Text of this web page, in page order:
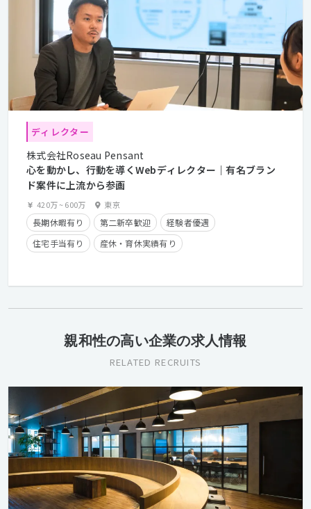
ディレクター
株式会社Roseau Pensant
心を動かし、行動を導くWebディレクター｜有名ブラン
ド案件に上流から参画
420万~600万 東京
長期休暇有り 第二新卒歓迎
経験者優遇
住宅手当有り
産休・育休実績有り
親和性の高い企業の求人情報
RELATED RECRUITS